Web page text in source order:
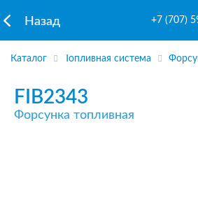
Назад +7 (707)
Каталог Топливная система
FIB2343
Форсунка топливная